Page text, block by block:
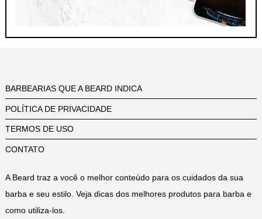
BARBEARIAS QUE A BEARD INDICA
POLÍTICA DE PRIVACIDADE
TERMOS DE USO
CONTATO
A Beard traz a você o melhor conteúdo para os cuidados da sua
barba e seu estilo. Veja dicas dos melhores produtos para barba e
como utiliza-los.